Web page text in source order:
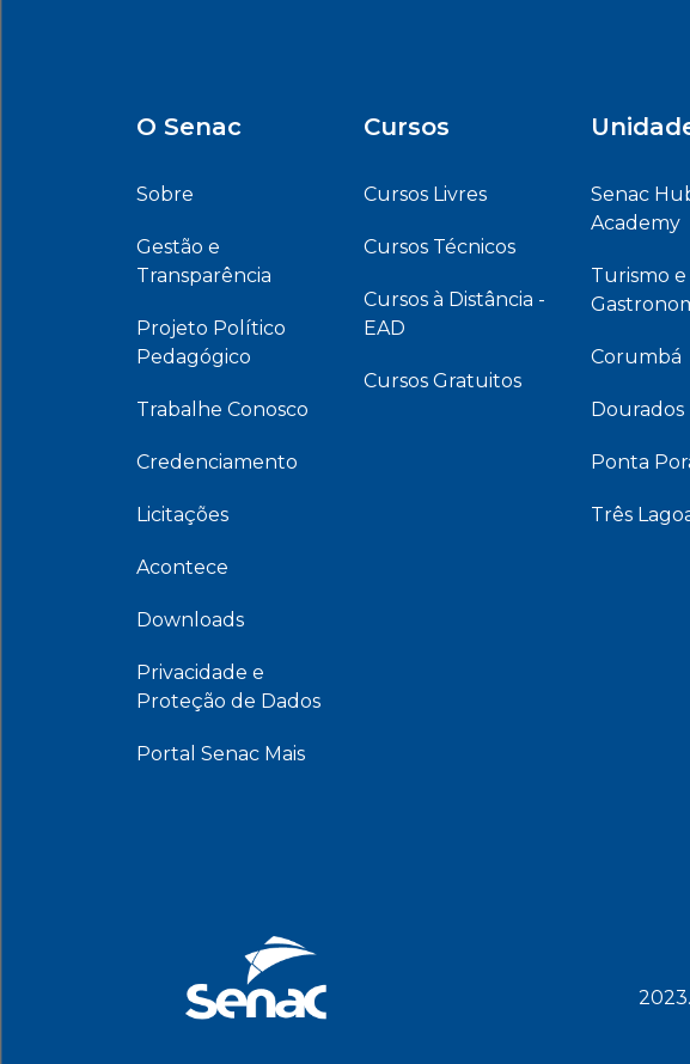
O Senac
Sobre
Gestão e
Transparência
Projeto Político
Pedagógico
Trabalhe Conosco
Credenciamento
Licitações
Acontece
Downloads
Privacidade e
Proteção de Dados
Portal Senac Mais
Cursos
Cursos Livres
Cursos Técnicos
Cursos à Distância -
EAD
Cursos Gratuitos
Senac
Academy
Turismo e
Corumbá
Dourados
Ponta
Três